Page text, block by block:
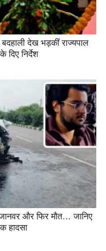
देख भड़कीं राज्यपाल
निर्देश
और फिर मौत… जानिए
हादसा